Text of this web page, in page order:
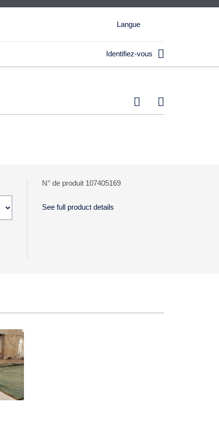
Langue
Identifiez-vous 
 
N° de produit 107405169
See full product details